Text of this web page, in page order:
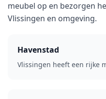
meubel op en bezorgen
Vlissingen en omgeving.
Havenstad
Vlissingen heeft een rijke